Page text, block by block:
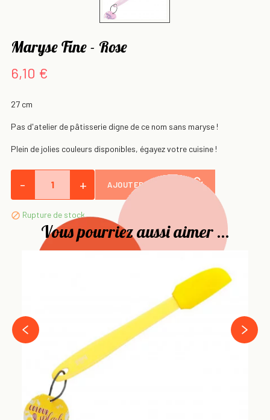
Maryse Fine - Rose
6,10 €
27 cm
Pas d'atelier de pâtisserie digne de ce nom sans maryse !
Plein de jolies couleurs disponibles, égayez votre cuisine !
- + AJOUTER AU PANIER
 Rupture de stock
Vous pourriez aussi aimer ...
‹
›